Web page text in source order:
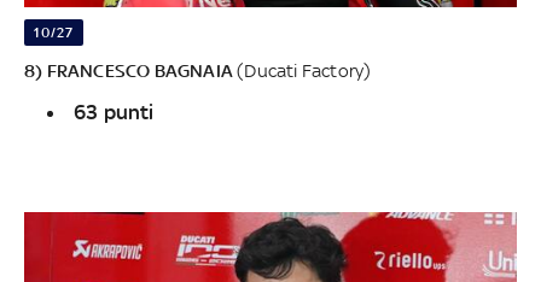
10/27
8) FRANCESCO BAGNAIA(Ducati Factory)
63 punti